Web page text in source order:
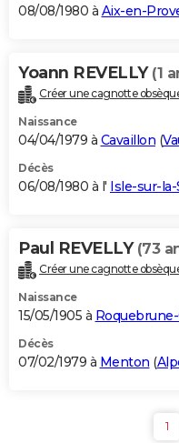
08/08/1980 à Aix-en-
Yoann REVELLY (1
Créer une cagnotte
Naissance
04/04/1979 à Cavaillon (
Décès
06/08/1980 à l' Isle-sur-
Paul REVELLY (73
Créer une cagnotte
Naissance
15/05/1905 à
Décès
07/02/1979 à Menton (
1